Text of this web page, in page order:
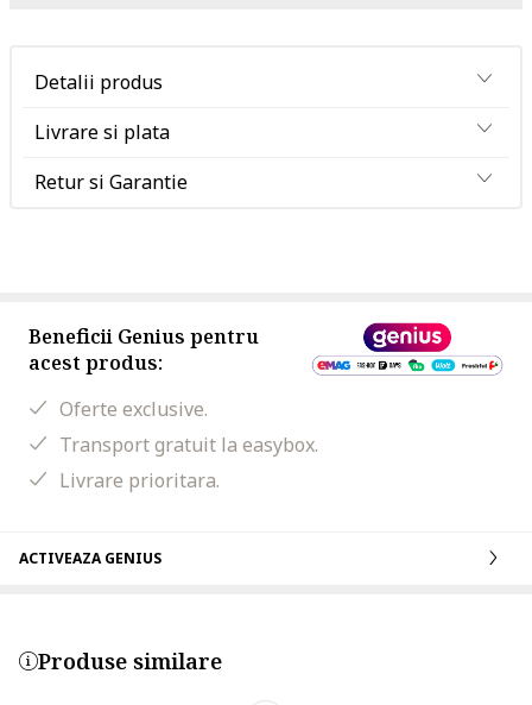
Detalii produs
Livrare si plata
Retur si Garantie
Beneficii Genius pentru
acest produs:
Oferte exclusive.
Transport gratuit la easybox.
Livrare prioritara.
ACTIVEAZA GENIUS
Produse similare